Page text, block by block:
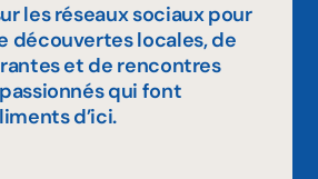
les réseaux sociaux pour
découvertes locales, de
et de rencontres
qui font
d’ici.